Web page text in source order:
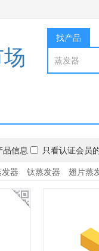
找产品
品信息 只看认证会员
器 钛蒸发器 翅片蒸